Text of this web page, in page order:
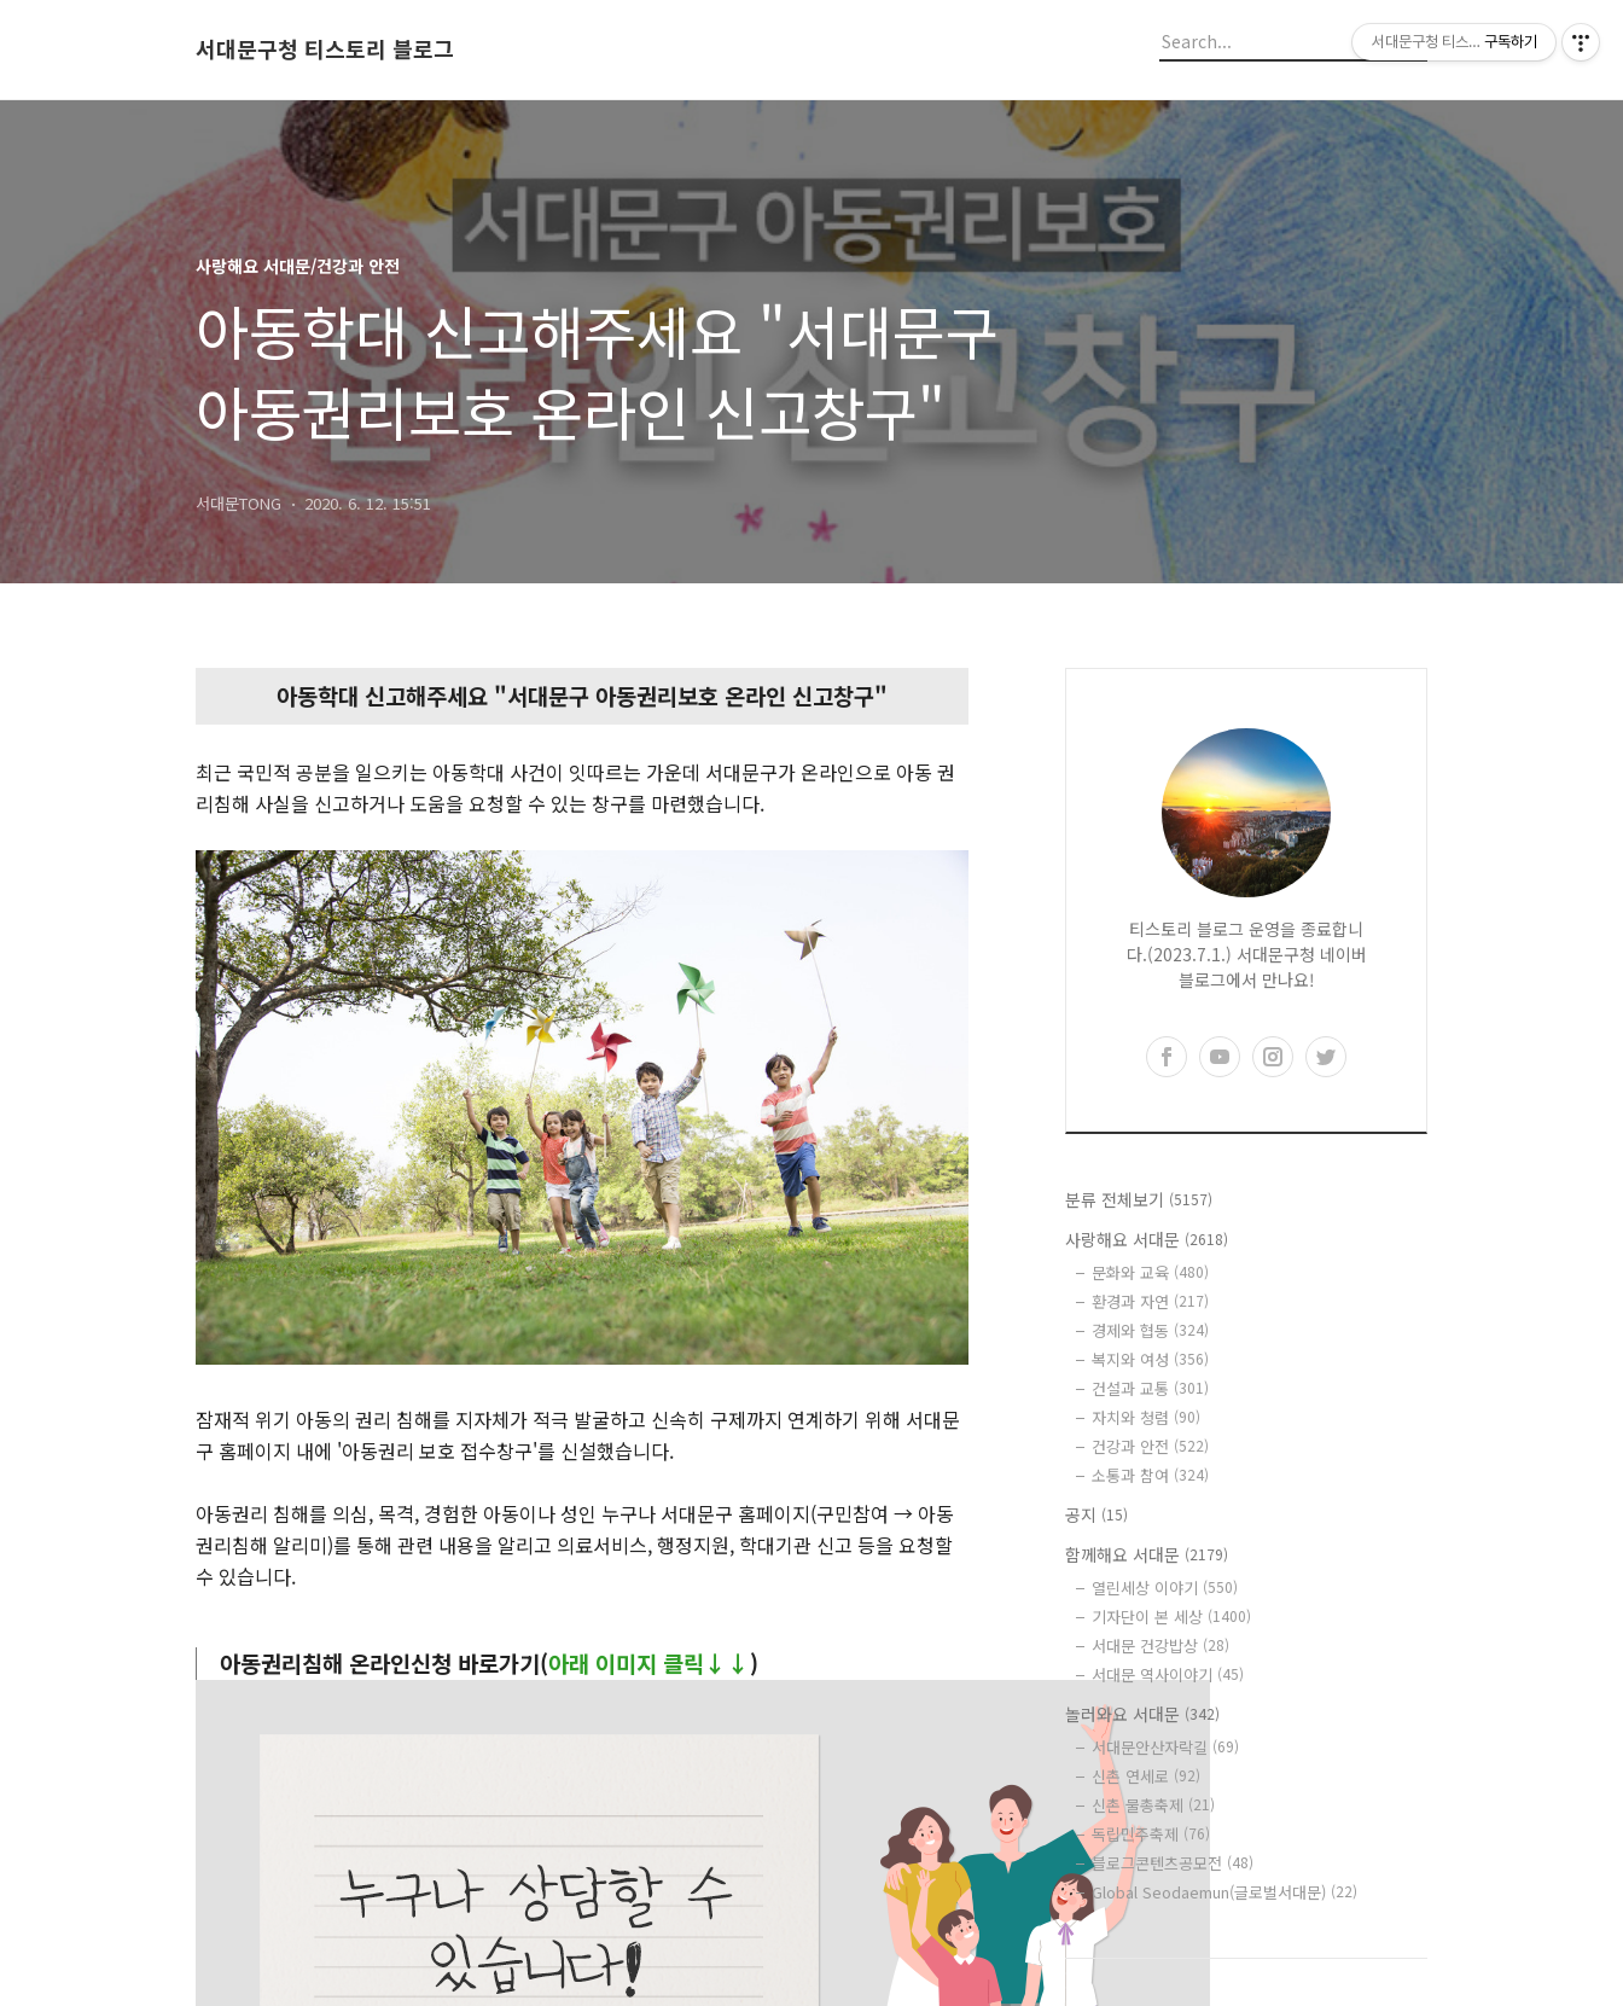
서대문구청 티스토리 블로그
사랑해요 서대문/건강과 안전
아동학대 신고해주세요 "서대문구
아동권리보호 온라인 신고창구"
서대문TONG 2020. 6. 12. 15:51
아동학대 신고해주세요 "서대문구 아동권리보호 온라인 신고창구"
최근 국민적 공분을 일으키는 아동학대 사건이 잇따르는 가운데 서대문구가 온라인으로 아동 권
리침해 사실을 신고하거나 도움을 요청할 수 있는 창구를 마련했습니다.
잠재적 위기 아동의 권리 침해를 지자체가 적극 발굴하고 신속히 구제까지 연계하기 위해 서대문
구 홈페이지 내에 '아동권리 보호 접수창구'를 신설했습니다.
아동권리 침해를 의심, 목격, 경험한 아동이나 성인 누구나 서대문구 홈페이지(구민참여 → 아동
권리침해 알리미)를 통해 관련 내용을 알리고 의료서비스, 행정지원, 학대기관 신고 등을 요청할
수 있습니다.
아동권리침해 온라인신청 바로가기(아래 이미지 클릭↓↓ )
티스토리 블로그 운영을 종료합니
다.(2023.7.1.) 서대문구청 네이버
블로그에서 만나요!
분류 전체보기 (5157)
사랑해요 서대문 (2618)
문화와 교육 (480)
환경과 자연 (217)
경제와 협동 (324)
복지와 여성 (356)
건설과 교통 (301)
자치와 청렴 (90)
건강과 안전 (522)
소통과 참여 (324)
공지 (15)
함께해요 서대문 (2179)
열린세상 이야기 (550)
기자단이 본 세상 (1400)
서대문 건강밥상 (28)
서대문 역사이야기 (45)
놀러와요 서대문 (342)
서대문안산자락길 (69)
신촌 연세로 (92)
신촌 물총축제 (21)
독립민주축제 (76)
블로그콘텐츠공모전 (48)
Global Seodaemun(글로벌서대문) (22)
서대문구청 티스토리 블로그
구독하기